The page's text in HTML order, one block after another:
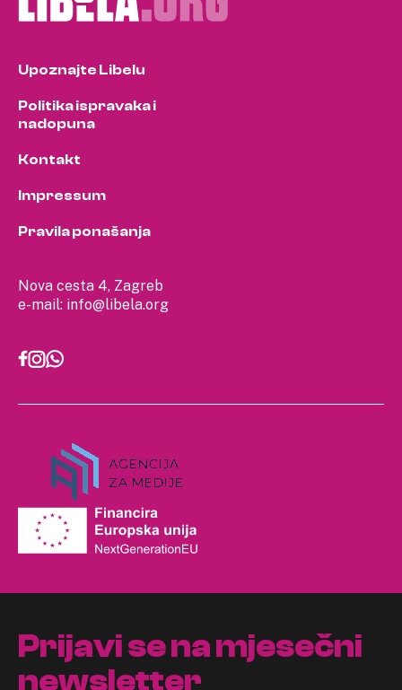
Nova cesta 4, Zagreb
e-mail: info@libela.org
Upoznajte Libelu
Politika ispravaka i
nadopuna
Kontakt
Impressum
Pravila ponašanja
Prijavi se na mjesečni
newsletter